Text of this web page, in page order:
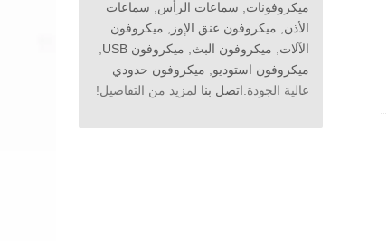
ميكروفونات, سماعات الرأس, سماعات
الأذن, ميكروفون عنق الإوز , ميكروفون
الآلات, ميكروفون البث, ميكروفون USB
,
ميكروفون استوديو, ميكروفون حدودي
عالية الجودة. اتصل بنا لمزيد من التفاصيل!